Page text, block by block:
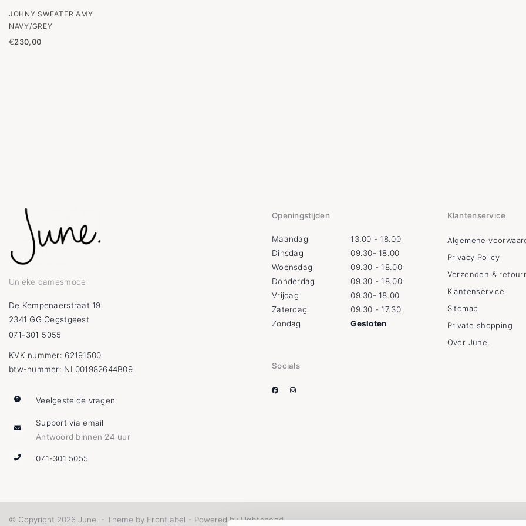
JOHNY SWEATER AMY
NAVY/GREY
€230,00
Unieke damesmode
De Kempenaerstraat 19
2341 GG Oegstgeest
071-301 5055
KVK nummer: 62191500
btw-nummer: NL001982644B09
Veelgestelde vragen
Support via email
Antwoord binnen 24 uur
071-301 5055
Openingstijden
Maandag
13.00 - 18.00
Dinsdag
09.30- 18.00
Woensdag
09.30 - 18.00
Donderdag
09.30 - 18.00
Vrijdag
09.30- 18.00
Zaterdag
09.30 - 17.30
Zondag
Gesloten
Socials
Klantenservice
Algemene
Privacy Policy
Verzenden &
Klantenservice
Sitemap
Private shopping
Over June.
© Copyright 2026 June. - Theme by Frontlabel - Powered by Lightspeed